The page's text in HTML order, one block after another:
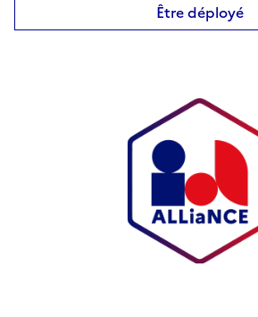
Être déployé